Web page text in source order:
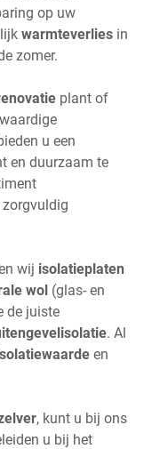
op uw
warmteverlies in
zomer.
plant of
u een
en duurzaam te
zorgvuldig
wij isolatieplaten
wol (glas- en
de juiste
. Al
en
, kunt u bij ons
u bij het